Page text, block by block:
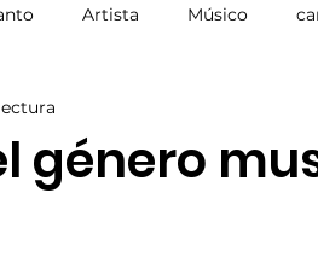
Artista Músico
género